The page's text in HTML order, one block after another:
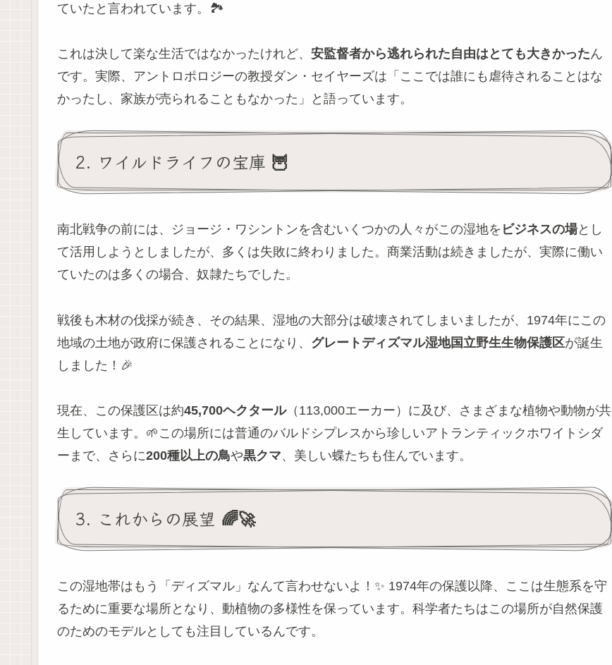
ていたと言われています。🏞️
これは決して楽な生活ではなかったけれど、 安監督者から逃れられた自由はとても大きかったん
です。実際、アントロポロジーの教授ダン・セイヤーズは「ここでは誰にも虐待されることはな
かったし、家族が売られることもなかった」と語っています。
2. ワイルドライフの宝庫 🦉
南北戦争の前には、ジョージ・ワシントンを含むいくつかの人々がこの湿地を ビジネスの場とし
て活用しようとしましたが、多くは失敗に終わりました。商業活動は続きましたが、実際に働い
ていたのは多くの場合、奴隷たちでした。
戦後も木材の伐採が続き、その結果、湿地の大部分は破壊されてしまいましたが、1974年にこの
地域の土地が政府に保護されることになり、 グレートディズマル湿地国立野生生物保護区が誕生
しました！🎉
現在、この保護区は約45,700ヘクタール（113,000エーカー）に及び、さまざまな植物や動物が共
生しています。🌱この場所には普通のバルドシプレスから珍しいアトランティックホワイトシダ
ーまで、さらに200種以上の鳥や黒クマ、美しい蝶たちも住んでいます。
3. これからの展望 🌈🚀
この湿地帯はもう「ディズマル」なんて言わせないよ！✨ 1974年の保護以降、ここは生態系を守
るために重要な場所となり、動植物の多様性を保っています。科学者たちはこの場所が自然保護
のためのモデルとしても注目しているんです。